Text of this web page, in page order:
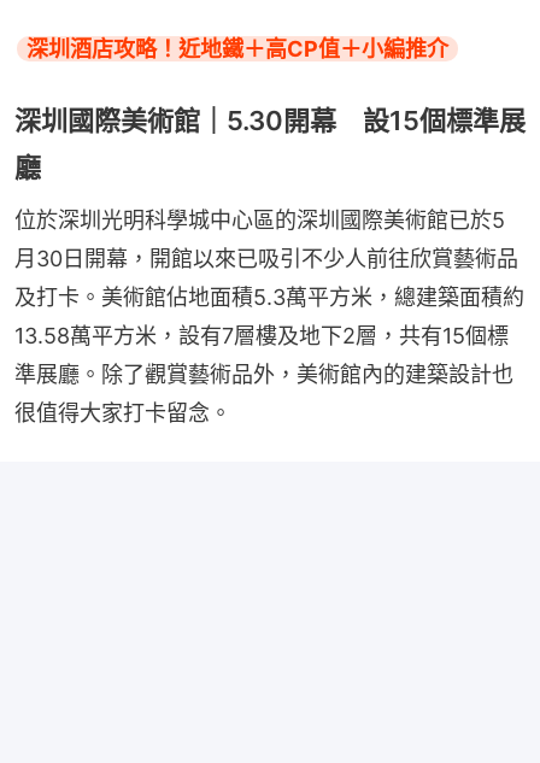
深圳酒店攻略！近地鐵＋高CP值＋小編推介
深圳國際美術館｜5.30開幕 設15個標準展
廳
位於深圳光明科學城中心區的深圳國際美術館已於5
月30日開幕，開館以來已吸引不少人前往欣賞藝術品
及打卡。美術館佔地面積5.3萬平方米，總建築面積約
13.58萬平方米，設有7層樓及地下2層，共有15個標
準展廳。除了觀賞藝術品外，美術館內的建築設計也
很值得大家打卡留念。